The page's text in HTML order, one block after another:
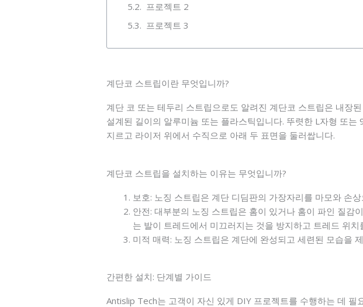
프로젝트 2
프로젝트 3
계단코 스트립이란 무엇입니까?
계단 코 또는 테두리 스트립으로도 알려진 계단코 스트립은 내장
설계된 길이의 알루미늄 또는 플라스틱입니다. 뚜렷한 L자형 또
지르고 라이저 위에서 수직으로 아래 두 표면을 둘러쌉니다.
계단코 스트립을 설치하는 이유는 무엇입니까?
보호: 노징 스트립은 계단 디딤판의 가장자리를 마모와 손
안전: 대부분의 노징 스트립은 홈이 있거나 홈이 파인 질감
는 발이 트레드에서 미끄러지는 것을 방지하고 트레드 위
미적 매력: 노징 스트립은 계단에 완성되고 세련된 모습을
간편한 설치: 단계별 가이드
Antislip Tech는 고객이 자신 있게 DIY 프로젝트를 수행하는 데